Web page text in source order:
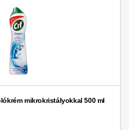
mikrokristályokkal 500 ml